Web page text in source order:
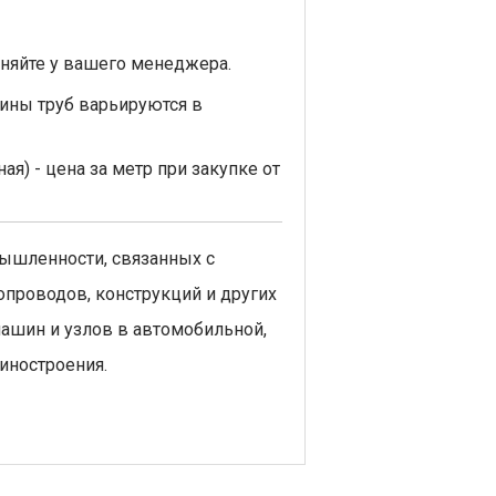
у вашего менеджера.
труб варьируются в
- цена за метр при закупке от
связанных с
конструкций и других
и узлов в автомобильной,